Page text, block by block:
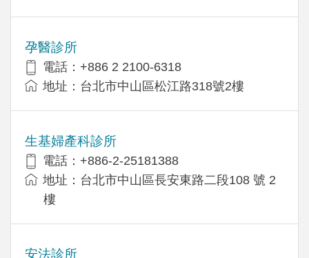
孕醫診所
電話：+886 2 2100-6318
地址：台北市中山區松江路318號2樓
生基婦產科診所
電話：+886-2-25181388
地址：台北市中山區長安東路二段108 號 2
樓
安法診所